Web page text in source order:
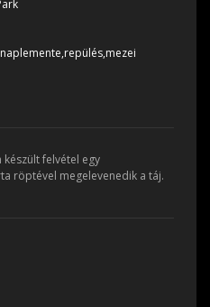
felvétel egy
röptével megelevenedik a táj.